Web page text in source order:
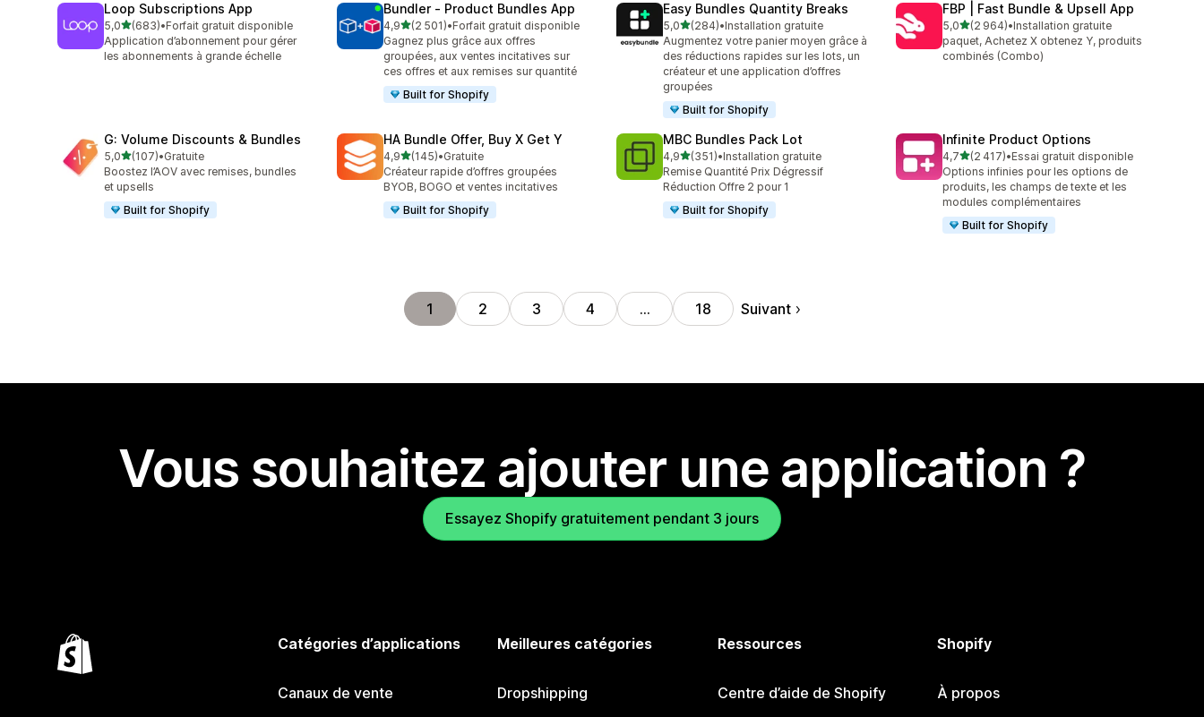
Loop Subscriptions App
5,0étoile(s) sur 5
(683)
683 avis au total
•Forfait gratuit disponible
Application d’abonnement pour gérer
les abonnements à grande échelle
Bundler ‑ Product Bundles App
4,9étoile(s) sur 5
(2 501)
2501 avis au total
•Forfait gratuit disponible
Gagnez plus grâce aux offres
groupées, aux ventes incitatives sur
ces offres et aux remises sur quantité
Built for Shopify
Easy Bundles Quantity Breaks
5,0étoile(s) sur 5
(284)
284 avis au total
•Installation gratuite
Augmentez votre panier moyen grâce à
des réductions rapides sur les lots, un
créateur et une application d’offres
groupées
Built for Shopify
FBP | Fast Bundle & Upsell App
5,0étoile(s) sur 5
(2 964)
2964 avis au total
•Installation gratuite
paquet, Achetez X obtenez Y, produits
combinés (Combo)
G: Volume Discounts & Bundles
5,0étoile(s) sur 5
(107)
107 avis au total
•Gratuite
Boostez l’AOV avec remises, bundles
et upsells
Built for Shopify
HA Bundle Offer, Buy X Get Y
4,9étoile(s) sur 5
(145)
145 avis au total
•Gratuite
Créateur rapide d’offres groupées
BYOB, BOGO et ventes incitatives
Built for Shopify
MBC Bundles Pack Lot
4,9étoile(s) sur 5
(351)
351 avis au total
•Installation gratuite
Remise Quantité Prix Dégressif
Réduction Offre 2 pour 1
Built for Shopify
Infinite Product Options
4,7étoile(s) sur 5
(2 417)
2417 avis au total
•Essai gratuit disponible
Options infinies pour les options de
produits, les champs de texte et les
modules complémentaires
Built for Shopify
1 2 3 4 … 18 Suivant
Vous souhaitez ajouter une application ?
Essayez Shopify gratuitement pendant 3 jours
Catégories d’applications
Canaux de vente
Meilleures catégories
Dropshipping
Ressources
Centre d’aide de Shopify
Shopify
À propos